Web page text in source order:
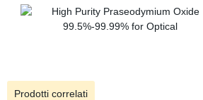
Prodotti correlati